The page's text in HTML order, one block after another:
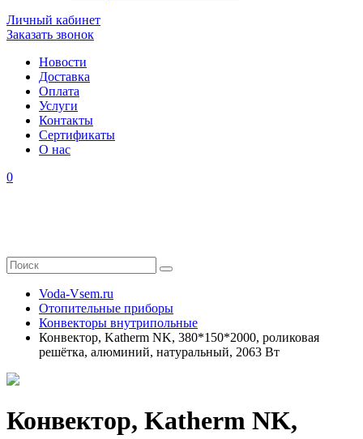
Личный кабинет
Заказать звонок
Новости
Доставка
Оплата
Услуги
Контакты
Cертификаты
О нас
0
Voda-Vsem.ru
Отопительные приборы
Конвекторы внутрипольные
Конвектор, Katherm NK, 380*150*2000, роликовая
решётка, алюминий, натуральный, 2063 Вт
Конвектор, Katherm NK,